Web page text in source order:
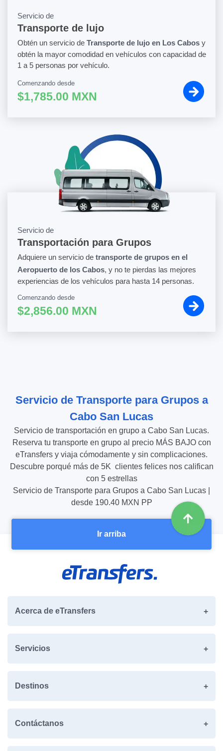
Servicio de
Transporte de lujo
Obtén un servicio de Transporte de lujo en Los Cabos y
obtén la mayor comodidad en vehículos con capacidad de
1 a 5 personas por vehículo.
Comenzando desde
$1,785.00 MXN
Servicio de
Transportación para Grupos
Adquiere un servicio de transporte de grupos en el
Aeropuerto de los Cabos, y no te pierdas las mejores
experiencias de los vehículos para hasta 14 personas.
Comenzando desde
$2,856.00 MXN
Servicio de Transporte para Grupos a
Cabo San Lucas
Servicio de transportación en grupo a Cabo San Lucas.
Reserva tu transporte en grupo al precio MÁS BAJO con
eTransfers y viaja cómodamente y sin complicaciones.
Descubre porqué más de 5K clientes felices nos califican
con 5estrellas
Servicio de Transporte para Grupos a Cabo San Lucas
desde 190.40MXN PP
Ir arriba
Acerca de eTransfers
Servicios
Destinos
Contáctanos